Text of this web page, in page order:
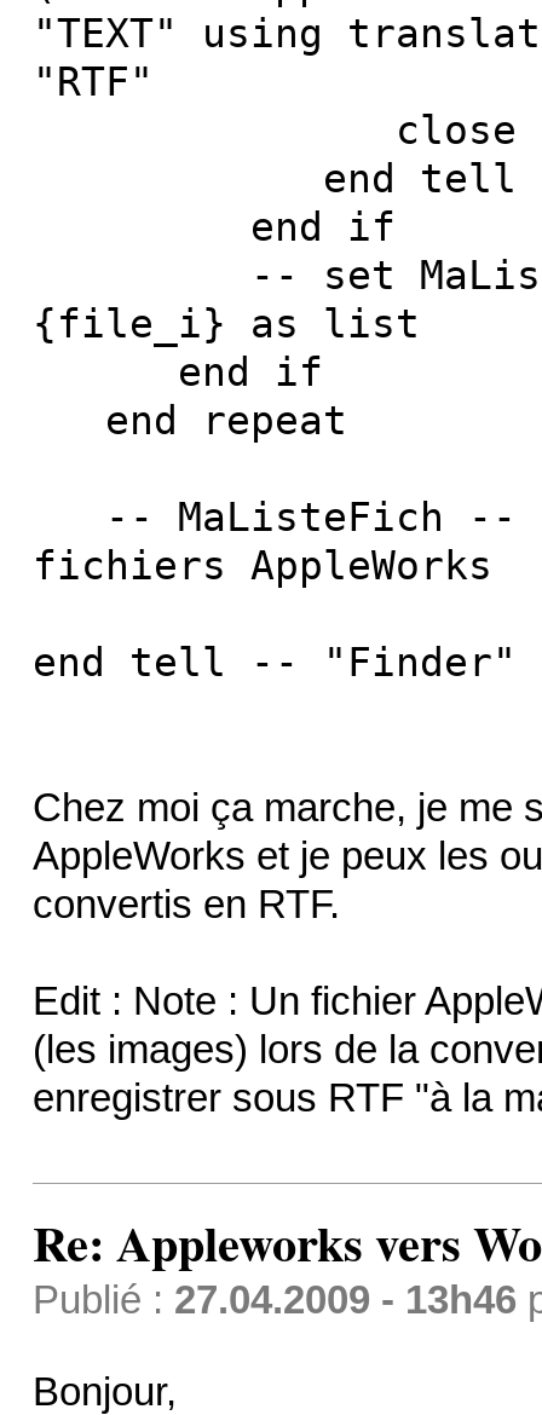
"TEXT" using
"RTF"
close
end tell
end if
-- set
{file_i} as list
end if
end repeat
-- MaListeFich --
fichiers AppleWorks
end tell -- "Finder"
Chez moi ça marche, je me
AppleWorks et je peux les
convertis en RTF.
Edit : Note : Un fichier
(les images) lors de la
enregistrer sous RTF "à la
Re: Appleworks vers
Publié : 27.04.2009 - 13h46
Bonjour,